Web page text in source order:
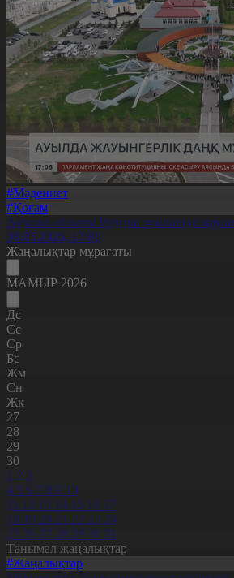
#Мәдениет
#Қоғам
Ақмола облысы Родина ауылында
08.05.2026, 17:08
Жаңалықтар мұрағаты
МАМЫР 2026
Дс
Сс
Ср
Бс
Жм
Сн
Жк
27
28
29
30
1 2 3
4 5 6 7 8 9 10
11 12 13 14 15 16 17
18 19 20 21 22 23 24
25 26 27 28 29 30 31
Танымал жаңалықтар
#Жаңалықтар